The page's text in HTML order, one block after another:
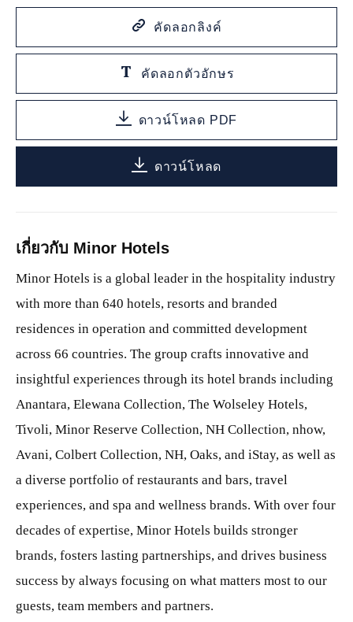
คัดลอกลิงค์
คัดลอกตัวอักษร
ดาวน์โหลด PDF
ดาวน์โหลด
เกี่ยวกับ Minor Hotels
Minor Hotels is a global leader in the hospitality industry
with more than 640 hotels, resorts and branded
residences in operation and committed development
across 66 countries. The group crafts innovative and
insightful experiences through its hotel brands including
Anantara, Elewana Collection, The Wolseley Hotels,
Tivoli, Minor Reserve Collection, NH Collection, nhow,
Avani, Colbert Collection, NH, Oaks, and iStay, as well as
a diverse portfolio of restaurants and bars, travel
experiences, and spa and wellness brands. With over four
decades of expertise, Minor Hotels builds stronger
brands, fosters lasting partnerships, and drives business
success by always focusing on what matters most to our
guests, team members and partners.